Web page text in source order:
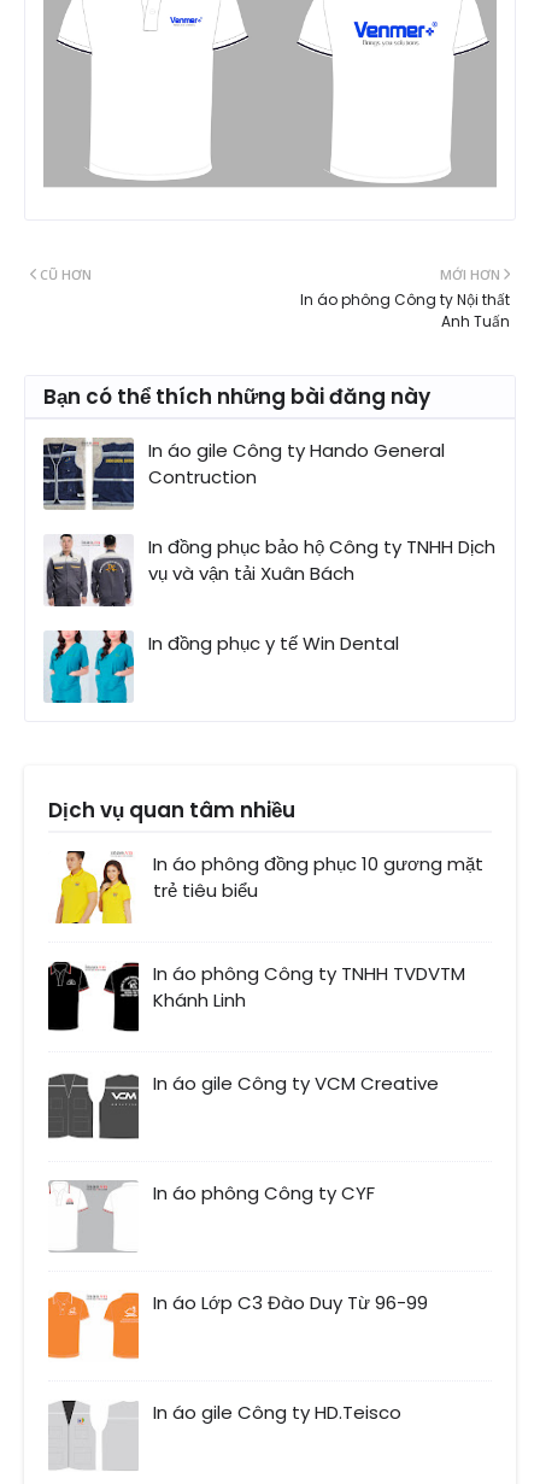
MỚI HƠN
In áo phông Công ty Nội thất
Anh Tuấn
CŨ HƠN
Bạn có thể thích những bài đăng này
In áo gile Công ty Hando General
Contruction
In đồng phục bảo hộ Công ty TNHH Dịch
vụ và vận tải Xuân Bách
In đồng phục y tế Win Dental
Dịch vụ quan tâm nhiều
In áo phông đồng phục 10 gương mặt
trẻ tiêu biểu
In áo phông Công ty TNHH TVDVTM
Khánh Linh
In áo gile Công ty VCM Creative
In áo phông Công ty CYF
In áo Lớp C3 Đào Duy Từ 96-99
In áo gile Công ty HD.Teisco